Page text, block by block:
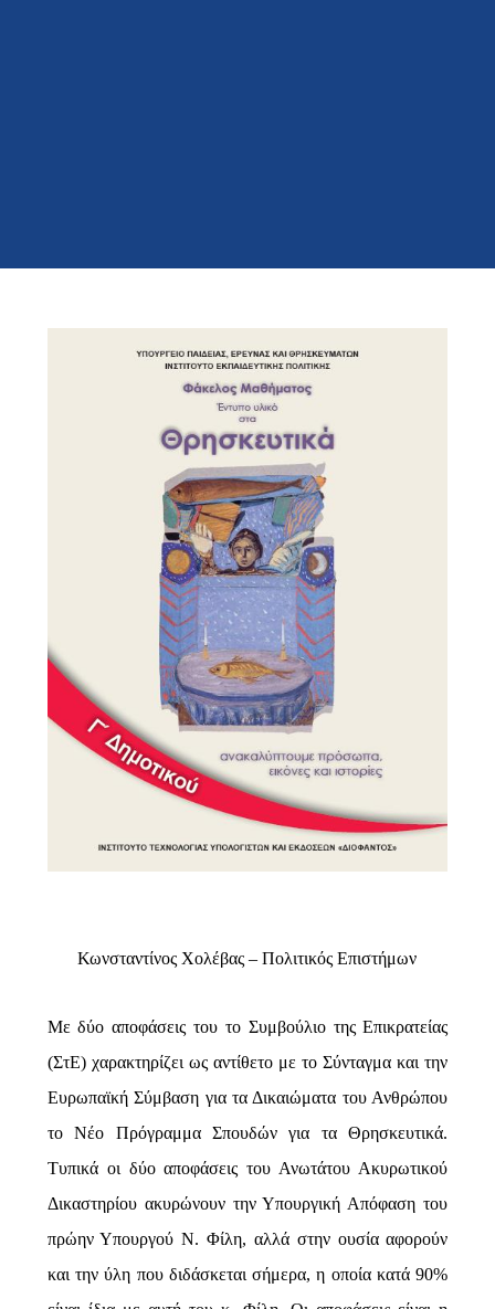
Κωνσταντίνος Χολέβας – Πολιτικός Επιστήμων
Με δύο αποφάσεις του το Συμβούλιο της Επικρατείας
(ΣτΕ) χαρακτηρίζει ως αντίθετο με το Σύνταγμα και την
Ευρωπαϊκή Σύμβαση για τα Δικαιώματα του Ανθρώπου
το Νέο Πρόγραμμα Σπουδών για τα Θρησκευτικά.
Τυπικά οι δύο αποφάσεις του Ανωτάτου Ακυρωτικού
Δικαστηρίου ακυρώνουν την Υπουργική Απόφαση του
πρώην Υπουργού Ν. Φίλη, αλλά στην ουσία αφορούν
και την ύλη που διδάσκεται σήμερα, η οποία κατά 90%